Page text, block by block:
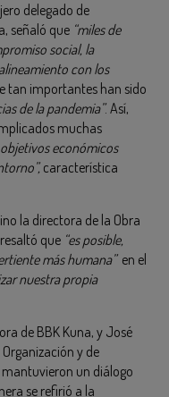
delegado de
señaló que “miles de
social, la
con los
tan importantes han sido
de la pandemia”. Así,
muchas
económicos
característica
la directora de la Obra
que “es posible,
más humana”en el
nuestra propia
de BBK Kuna, y José
y de
mantuvieron un diálogo
se refirió a la